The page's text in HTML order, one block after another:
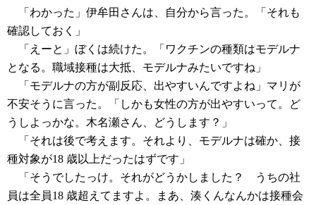
「わかった」伊牟田さんは、自分から言った。「それも
確認しておく」
「えーと」ぼくは続けた。「ワクチンの種類はモデルナ
となる。職域接種は大抵、モデルナみたいですね」
「モデルナの方が副反応、出やすいんですよね」マリが
不安そうに言った。「しかも女性の方が出やすいって。ど
うしよっかな。木名瀬さん、どうします？」
「それは後で考えます。それより、モデルナは確か、接
種対象が18 歳以上だったはずです」
「そうでしたっけ。それがどうかしました？ うちの社
員は全員18 歳超えてますよ。まあ、湊くんなんかは接種会